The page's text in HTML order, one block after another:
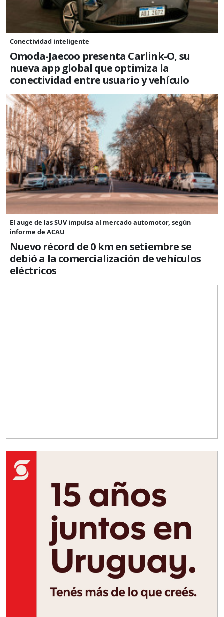
Conectividad inteligente
Omoda-Jaecoo presenta Carlink-O, su
nueva app global que optimiza la
conectividad entre usuario y vehículo
El auge de las SUV impulsa al mercado automotor, según
informe de ACAU
Nuevo récord de 0 km en setiembre se
debió a la comercialización de vehículos
eléctricos